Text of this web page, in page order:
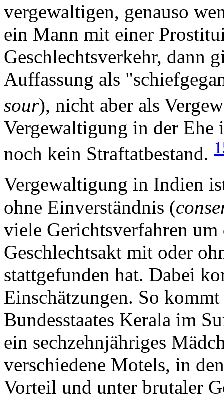
vergewaltigen, genauso
ein Mann mit einer
Geschlechtsverkehr, dann
Auffassung als
sour), nicht aber als
Vergewaltigung in der Ehe
noch kein Straftatbestand.
Vergewaltigung in Indien
ohne Einverständnis (
viele Gerichtsverfahren
Geschlechtsakt mit oder
stattgefunden hat. Dabei
Einschätzungen. So
Bundesstaates Kerala im
ein sechzehnjähriges
verschiedene Motels, in
Vorteil und unter brutaler